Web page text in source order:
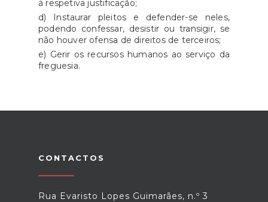
à respetiva justificação;
d) Instaurar pleitos e defender-se neles,
podendo confessar, desistir ou transigir, se
não houver ofensa de direitos de terceiros;
e) Gerir os recursos humanos ao serviço da
freguesia.
CONTACTOS
Rua Evaristo Lopes Guimarães, n.º 3